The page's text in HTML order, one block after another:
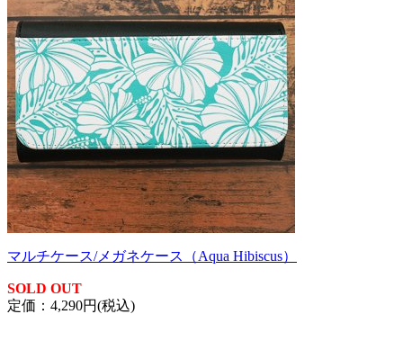
マルチケース/メガネケース（Aqua Hibiscus）
SOLD OUT
定価：4,290円(税込)